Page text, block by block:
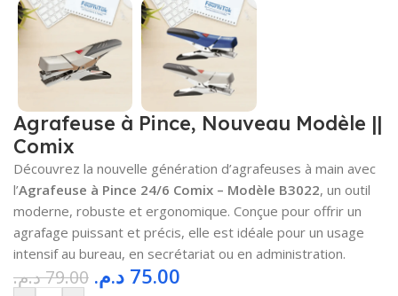
Agrafeuse à Pince, Nouveau Modèle ||
Comix
Découvrez la nouvelle génération d’agrafeuses à main avec
l’Agrafeuse à Pince 24/6 Comix – Modèle B3022, un outil
moderne, robuste et ergonomique. Conçue pour offrir un
agrafage puissant et précis, elle est idéale pour un usage
intensif au bureau, en secrétariat ou en administration.
79.00د.م. 75.00 د.م.